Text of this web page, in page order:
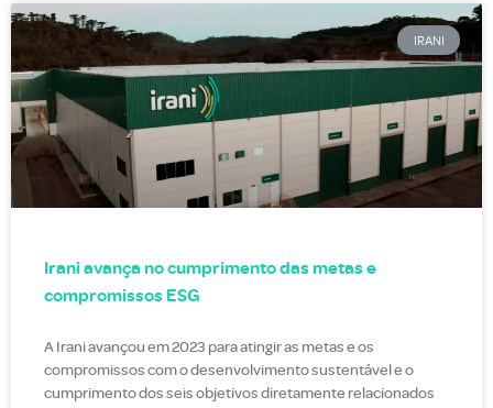
IRANI
Irani avança no cumprimento das metas e
compromissos ESG
A Irani avançou em 2023 para atingir as metas e os
compromissos com o desenvolvimento sustentável e o
cumprimento dos seis objetivos diretamente relacionados